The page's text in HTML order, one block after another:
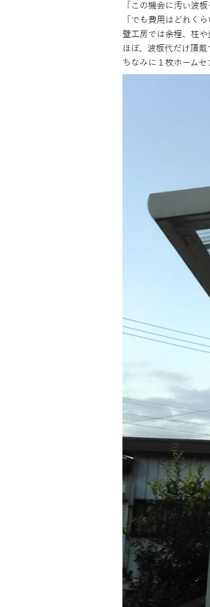
「この機会に汚い波
「でも費用はどれくら
壁工房では余程、柱
ほぼ、波板代だけ頂戴
ちなみに１枚ホーム